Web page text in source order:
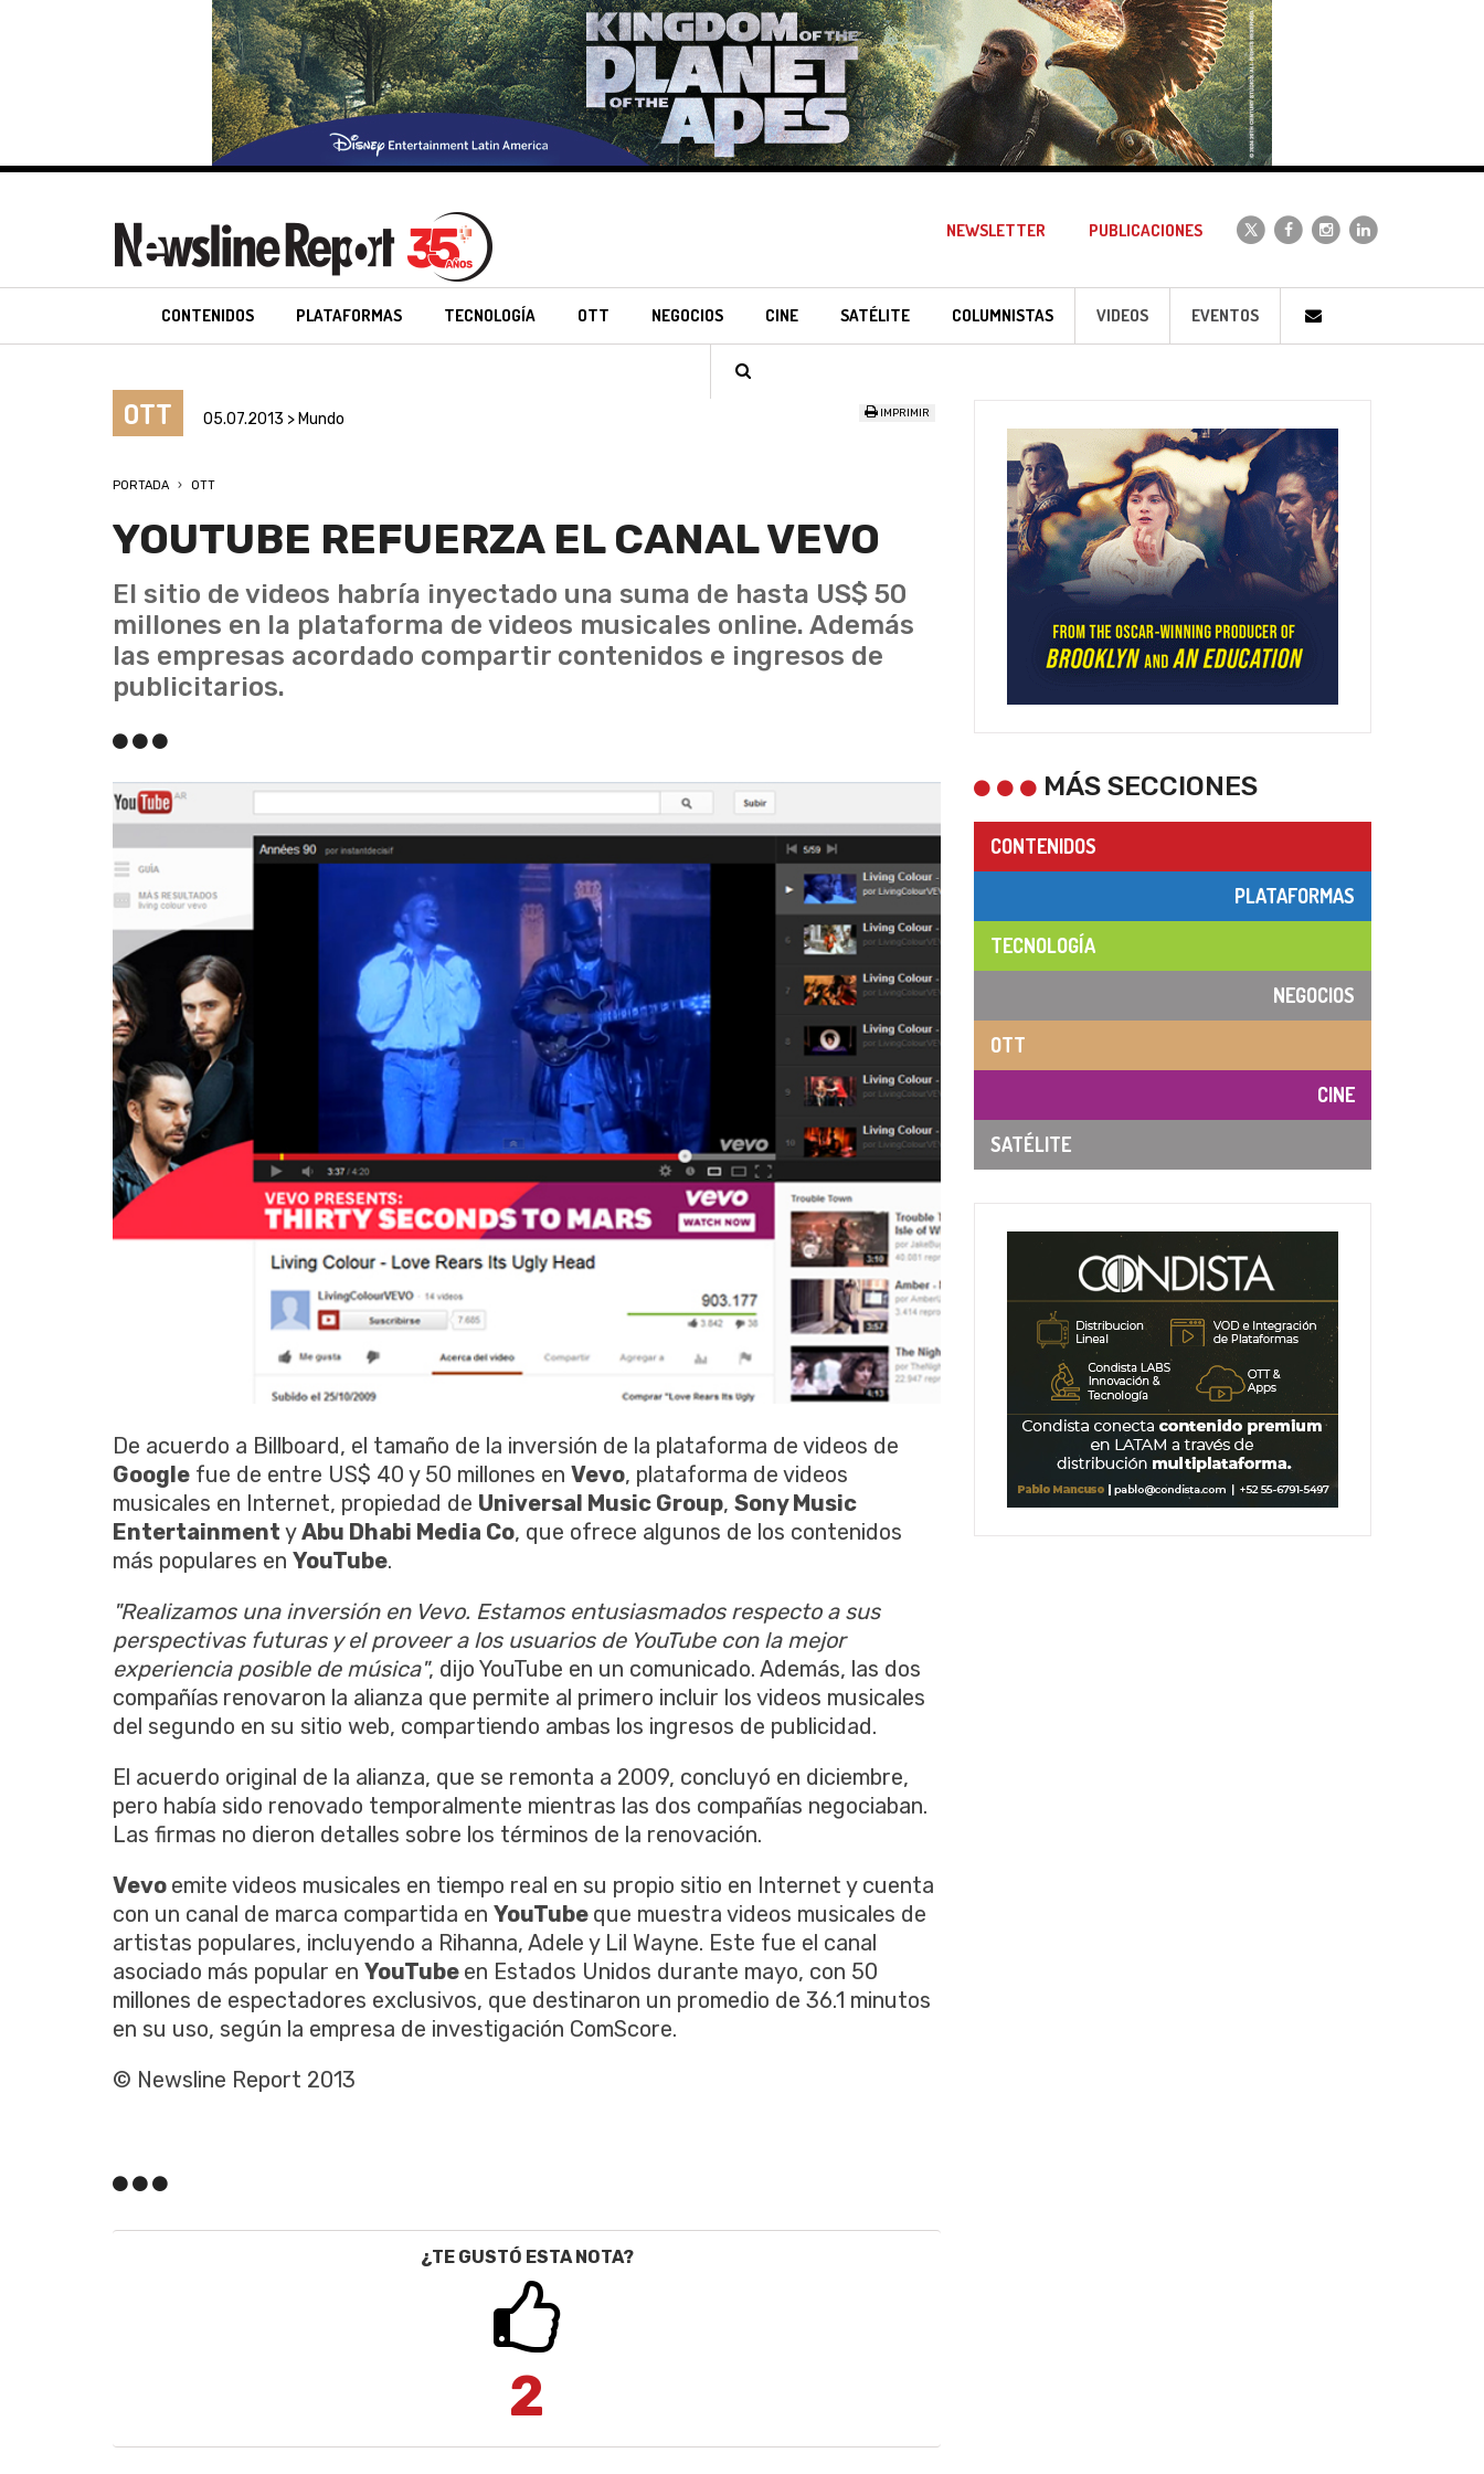
NEWSLETTER PUBLICACIONES
CONTENIDOS PLATAFORMAS TECNOLOGÍA OTT NEGOCIOS CINE SATÉLITE COLUMNISTAS VIDEOS EVENTOS
OTT 05.07.2013 > Mundo IMPRIMIR
PORTADA OTT
YOUTUBE REFUERZA EL CANAL VEVO
El sitio de videos habría inyectado una suma de hasta US$ 50
millones en la plataforma de videos musicales online. Además
las empresas acordado compartir contenidos e ingresos de
publicitarios.
De acuerdo a Billboard, el tamaño de la inversión de la plataforma de videos de
Google fue de entre US$ 40 y 50 millones en Vevo, plataforma de videos
musicales en Internet, propiedad de Universal Music Group, Sony Music
Entertainment yAbu Dhabi Media Co, que ofrece algunos de los contenidos
más populares en YouTube.
"Realizamos una inversión en Vevo. Estamos entusiasmados respecto a sus
perspectivas futuras y el proveer a los usuarios de YouTube con la mejor
experiencia posible de música", dijo YouTube en un comunicado. Además, las dos
compañías renovaron la alianza que permite al primero incluir los videos musicales
del segundo en su sitio web, compartiendo ambas los ingresos de publicidad.
El acuerdo original de la alianza, que se remonta a 2009, concluyó en diciembre,
pero había sido renovado temporalmente mientras las dos compañías negociaban.
Las firmas no dieron detalles sobre los términos de la renovación.
Vevo emite videos musicales en tiempo real en su propio sitio en Internet y cuenta
con un canal de marca compartida en YouTube que muestra videos musicales de
artistas populares, incluyendo a Rihanna, Adele y Lil Wayne. Este fue el canal
asociado más popular en YouTube en Estados Unidos durante mayo, con 50
millones de espectadores exclusivos, que destinaron un promedio de 36.1 minutos
en su uso, según la empresa de investigación ComScore.
© Newsline Report 2013
¿TE GUSTÓ ESTA NOTA?
2
MÁS SECCIONES
CONTENIDOS
PLATAFORMAS
TECNOLOGÍA
NEGOCIOS
OTT
CINE
SATÉLITE